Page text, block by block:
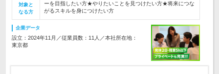
対象と
なる方
ーを目指したい方★やりたいことを見つけたい方★将来につな
がるスキルを身につけたい方
企業データ
設立：2024年11月／従業員数：11人／本社所在地：
東京都